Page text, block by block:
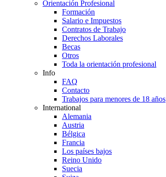
Orientación Profesional
Formación
Salario e Impuestos
Contratos de Trabajo
Derechos Laborales
Becas
Otros
Toda la orientación profesional
Info
FAQ
Contacto
Trabajos para menores de 18 años
International
Alemania
Austria
Bélgica
Francia
Los países bajos
Reino Unido
Suecia